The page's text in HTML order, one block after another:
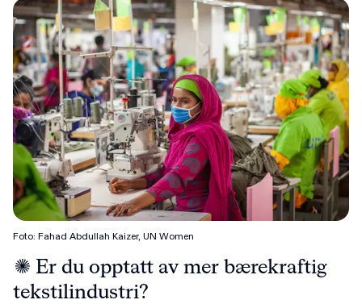
Foto: Fahad Abdullah Kaizer, UN Women
Er du opptatt av mer bærekraftig
tekstilindustri?